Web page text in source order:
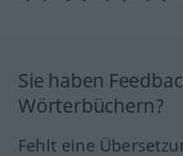
Sie haben
Wörterbüchern?
Fehlt eine